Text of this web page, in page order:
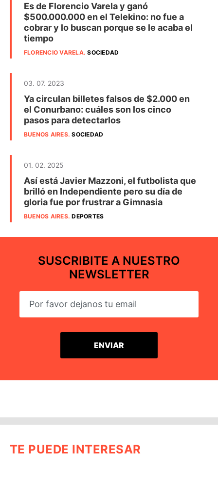
Es de Florencio Varela y ganó
$500.000.000 en el Telekino: no fue a
cobrar y lo buscan porque se le acaba el
tiempo
FLORENCIO VARELA.SOCIEDAD
03. 07. 2023
Ya circulan billetes falsos de $2.000 en
el Conurbano: cuáles son los cinco
pasos para detectarlos
BUENOS AIRES.SOCIEDAD
01. 02. 2025
Así está Javier Mazzoni, el futbolista que
brilló en Independiente pero su día de
gloria fue por frustrar a Gimnasia
BUENOS AIRES.DEPORTES
SUSCRIBITE A NUESTRO
NEWSLETTER
TE PUEDE INTERESAR